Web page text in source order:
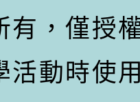
有，僅授
活動時使